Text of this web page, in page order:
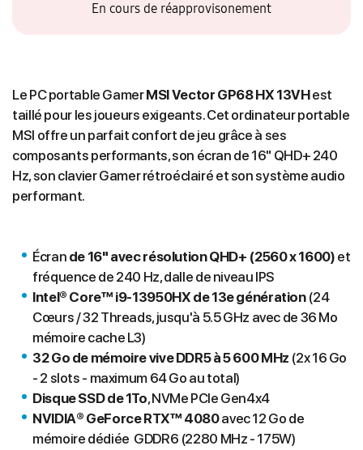
En cours de réapprovisonement
Le PC portable GamerMSI Vector GP68 HX 13VHest
taillé pour les joueurs exigeants. Cet ordinateur portable
MSI offre un parfait confort de jeu grâce à ses
composants performants, son écran de 16" QHD+ 240
Hz, son clavier Gamer rétroéclairé et son système audio
performant.
Écran de 16" avec résolution QHD+ (2560 x 1600) et
fréquence de 240 Hz, dalle de niveau IPS
Intel® Core™ i9-13950HX de 13e génération(24
Cœurs / 32 Threads, jusqu'à 5.5 GHz avec de 36 Mo
mémoire cache L3)
32 Go de mémoire vive DDR5 à 5 600 MHz (2x 16 Go
- 2 slots - maximum 64 Go au total)
Disque SSD de 1To, NVMe PCIe Gen4x4
NVIDIA® GeForce RTX™ 4080avec 12 Go de
mémoire dédiée GDDR6 (2280 MHz - 175W)